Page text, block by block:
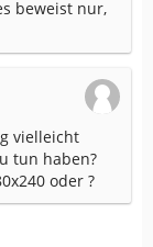
beweist nur,
vielleicht
tun haben?
oder ?